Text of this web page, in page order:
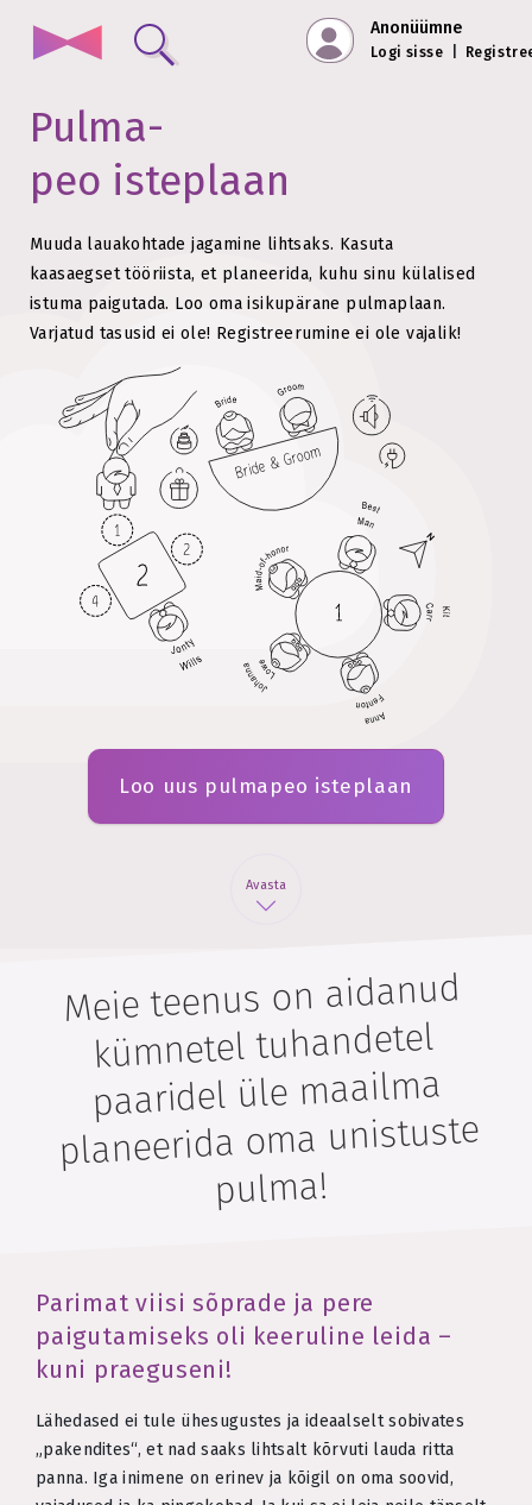
Anonüümne
Logi sisse
Pulma-
peo isteplaan
Muuda lauakohtade jagamine lihtsaks. Kasuta
kaasaegset tööriista, et planeerida, kuhu sinu külalised
istuma paigutada. Loo oma isikupärane pulmaplaan.
Varjatud tasusid ei ole! Registreerumine ei ole vajalik!
Loo uus pulmapeo isteplaan
Avasta
Meie teenus on aidanud
kümnetel tuhandetel
paaridel üle maailma
planeerida oma unistuste
pulma!
Parimat viisi sõprade ja pere
paigutamiseks oli keeruline leida –
kuni praeguseni!
Lähedased ei tule ühesugustes ja ideaalselt sobivates
„pakendites“, et nad saaks lihtsalt kõrvuti lauda ritta
panna. Iga inimene on erinev ja kõigil on oma soovid,